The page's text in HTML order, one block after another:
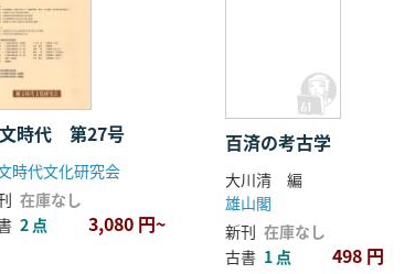
時代 第27号
時代文化研究会
在庫なし
2 点 3,080 円~
百済の考古学
大川清 編
雄山閣
新刊 在庫なし
古書 1 点 498 円